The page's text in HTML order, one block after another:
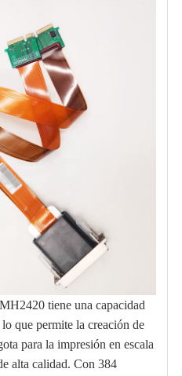
tiene una capacidad
que permite la creación de
para la impresión en escala
alta calidad. Con 384